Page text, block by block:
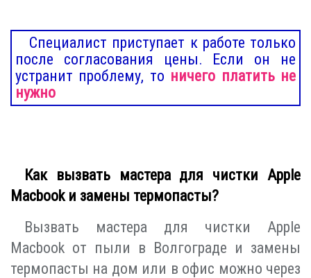
Специалист приступает к работе только
после согласования цены. Если он не
устранит проблему, то ничего платить не
нужно
Как вызвать мастера для чистки Apple
Macbook и замены термопасты?
Вызвать мастера для чистки Apple
Macbook от пыли в Волгограде и замены
термопасты на дом или в офис можно через